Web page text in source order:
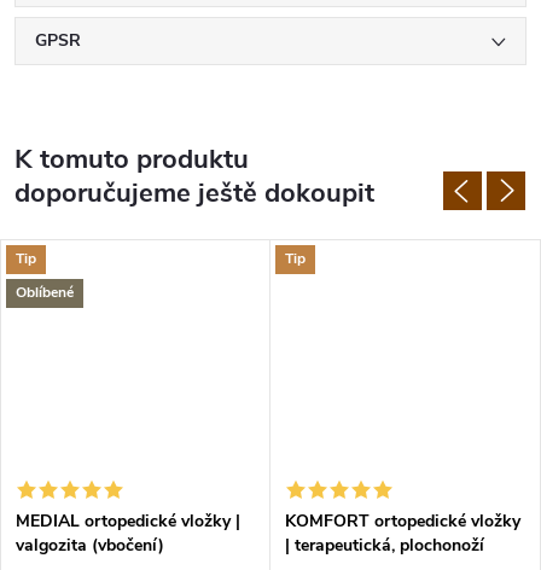
GPSR
K tomuto produktu
doporučujeme ještě dokoupit
Tip
Oblíbené
MEDIAL ortopedické vložky |
valgozita (vbočení)
Tip
KOMFORT ortopedické vložky
| terapeutická, plochonoží